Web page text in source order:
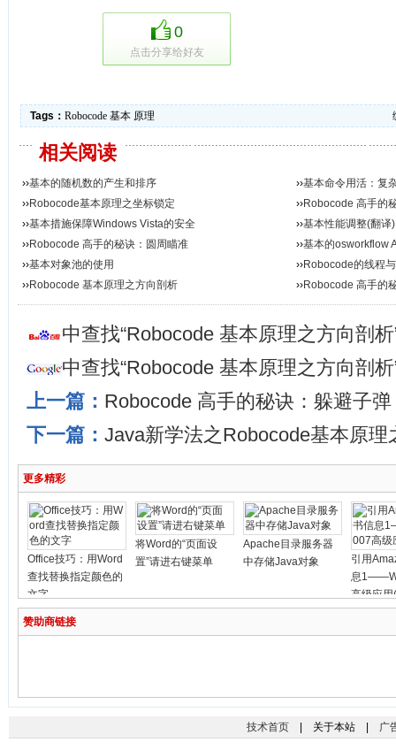
0
点击分享给好友
Tags： Robocode 基本 原理
相关阅读
››基本的随机数的产生和排序 ››基本命令用活：复
››Robocode基本原理之坐标锁定 ››Robocode 高手的
››基本措施保障Windows Vista的安全 ››基本性能调整(翻译)
››Robocode 高手的秘诀：圆周瞄准 ››基本的osworkflow
››基本对象池的使用 ››Robocode的线程
››Robocode 基本原理之方向剖析 ››Robocode 高手的
中查找“Robocode 基本原理之方向剖
中查找“Robocode 基本原理之方向剖
上一篇： Robocode 高手的秘诀：躲避子弹
下一篇： Java新学法之Robocode基本原理
更多精彩
Office技巧：用Word
查找替换指定颜色的
文字
将Word的“页面设
置”请进右键菜单
Apache目录服务器
中存储Java对象
引用
息
高级应用
赞助商链接
技术首页| 关于本站 | 广